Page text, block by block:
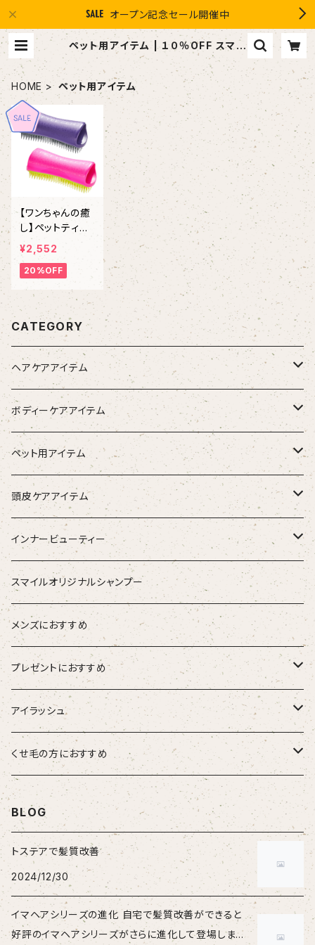
オープン記念セール開催中
ペット用アイテム | １０％OFF スマイ
ルグループ感謝店 #イマヘア the U
強髪
HOME
ペット用アイテム
【ワンちゃんの癒
し】ペットティー
ザー グルーミ
ングブラシ
¥2,552
20%OFF
CATEGORY
ヘアケアアイテム
シャンプー
トリートメント（インバス）
トリートメント（アウトバス）
スタイリング器具
ストレートアイロン
ブラシ
スタイリング剤
ETORAS エトラス
hairU ハイル
ボディーケアアイテム
除毛クリーム
化粧水
ペット用アイテム
ワンちゃん用
ブラシ
頭皮ケアアイテム
強髪
nine
スキャルプブラシ
インナービューティー
青粒
海活潤
エステプロラボ
スマイルオリジナルシャンプー
メンズにおすすめ
プレゼントにおすすめ
大人女性
男性
女性
アイラッシュ
HSC強髪
くせ毛の方におすすめ
suwae（スワエ）
BLOG
トステアで髪質改善
2024/12/30
イマヘアシリーズの進化 自宅で髪質改善ができると
好評のイマヘアシリーズがさらに進化して登場しまし